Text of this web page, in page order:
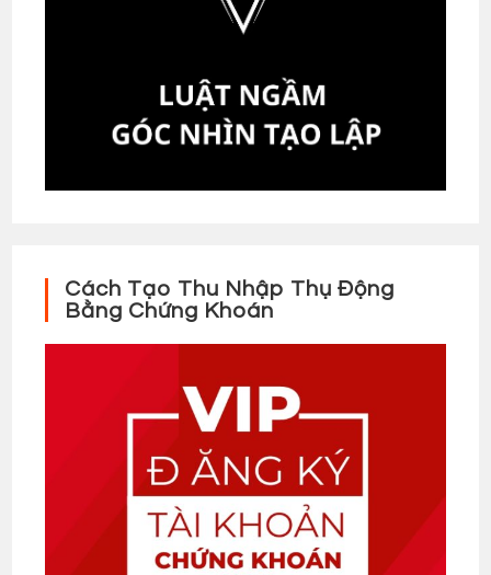
Cách Tạo Thu Nhập Thụ Động
Bằng Chứng Khoán